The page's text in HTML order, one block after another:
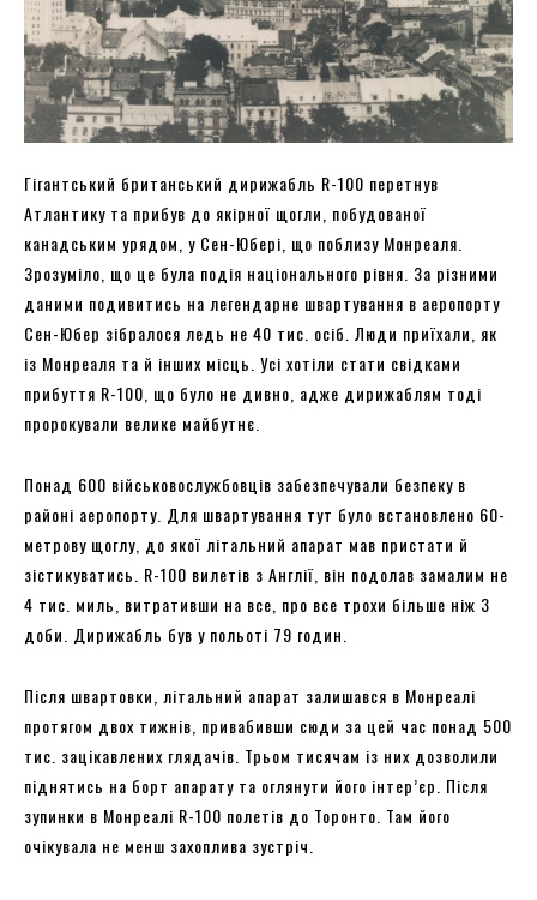
Гігантський британський дирижабль R-100 перетнув
Атлантику та прибув до якірної щогли, побудованої
канадським урядом, у Сен-Юбері, що поблизу Монреаля.
Зрозуміло, що це була подія національного рівня. За різними
даними подивитись на легендарне швартування в аеропорту
Сен-Юбер зібралося ледь не 40 тис. осіб. Люди приїхали, як
із Монреаля та й інших місць. Усі хотіли стати свідками
прибуття R-100, що було не дивно, адже дирижаблям тоді
пророкували велике майбутнє.
Понад 600 військовослужбовців забезпечували безпеку в
районі аеропорту. Для швартування тут було встановлено 60-
метрову щоглу, до якої літальний апарат мав пристати й
зістикуватись. R-100 вилетів з Англії, він подолав замалим не
4 тис. миль, витративши на все, про все трохи більше ніж 3
доби. Дирижабль був у польоті 79 годин.
Після швартовки, літальний апарат залишався в Монреалі
протягом двох тижнів, привабивши сюди за цей час понад 500
тис. зацікавлених глядачів. Трьом тисячам із них дозволили
піднятись на борт апарату та оглянути його інтер’єр. Після
зупинки в Монреалі R-100 полетів до Торонто. Там його
очікувала не менш захоплива зустріч.